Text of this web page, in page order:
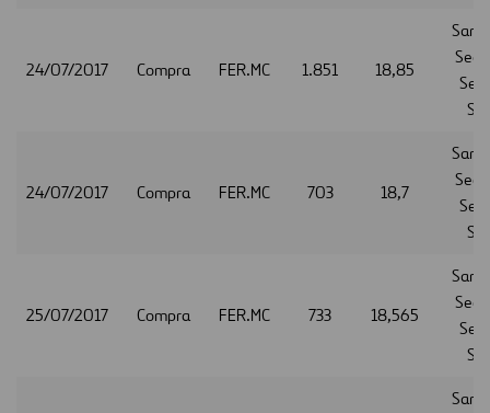
24/07/2017 Compra FER.MC 1.851 18,85
24/07/2017 Compra FER.MC 703 18,7
25/07/2017 Compra FER.MC 733 18,565